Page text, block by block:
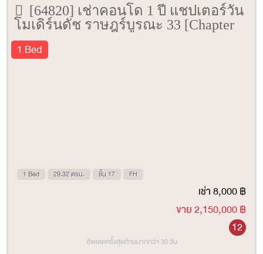
[64820] เช่าคอนโด 1 ปี แชปเตอร์วัน
โมเดิร์นดัช ราษฎร์บูรณะ 33 [Chapter
One Modern Dutch Ratburana 33] 29.32
ตรม. ชั้น 17
1 Bed
1 Bed 29.32 ตรม. ชั้น 17 FH
เช่า 8,000 ฿
ขาย 2,150,000 ฿
12
อัพเดตครั้งสุดท้ายมากกว่า 30 วัน